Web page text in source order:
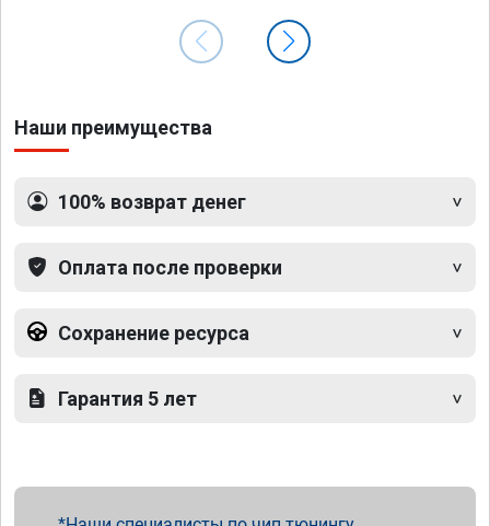
Наши преимущества
100% возврат денег
Оплата после проверки
Сохранение ресурса
Гарантия 5 лет